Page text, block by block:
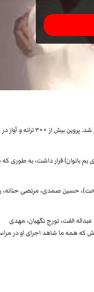
او ابتدا کارمند بانک بازرگانی (شاهنشاهی) بود و توسط همایون خرم و به کمک یکی از بستگان خود راهی عرصه هنر شد. پروین بیش از ۳۰۰ ترانه و آواز در
بم بانوان) قرار داشت، به طوری
خود با آهنگسازان معروفی همچون همایون خرم (که برای پروین بیش از ۱۲۰ ترانه ساخت)، حسین صمدی، مرتضی
عبداله الفت، تورج نگهبان، مهدی
نخواند تا چندی پیش که همه ما شاهد اجرای او در